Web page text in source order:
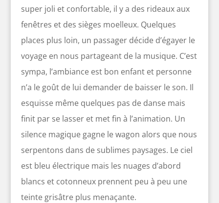
super joli et confortable, il y a des rideaux aux
fenêtres et des sièges moelleux. Quelques
places plus loin, un passager décide d’égayer le
voyage en nous partageant de la musique. C’est
sympa, l’ambiance est bon enfant et personne
n’a le goût de lui demander de baisser le son. Il
esquisse même quelques pas de danse mais
finit par se lasser et met fin à l’animation. Un
silence magique gagne le wagon alors que nous
serpentons dans de sublimes paysages. Le ciel
est bleu électrique mais les nuages d’abord
blancs et cotonneux prennent peu à peu une
teinte grisâtre plus menaçante.